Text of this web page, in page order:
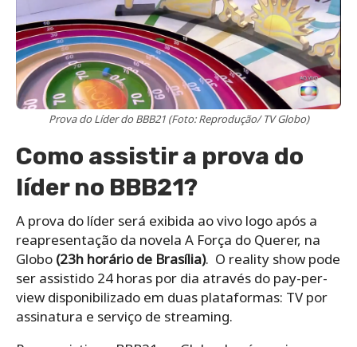
Prova do Líder do BBB21 (Foto: Reprodução/ TV Globo)
Como assistir a prova do
líder no BBB21?
A prova do líder será exibida ao vivo logo após a
reapresentação da novela A Força do Querer, na
Globo (23h horário de Brasília). O reality show pode
ser assistido 24 horas por dia através do pay-per-
view disponibilizado em duas plataformas: TV por
assinatura e serviço de streaming.